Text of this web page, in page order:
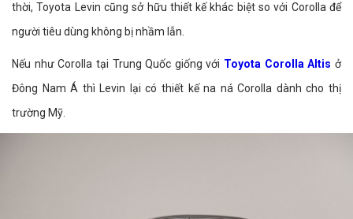
thời, Toyota Levin cũng sở hữu thiết kế khác biệt so với Corolla để
người tiêu dùng không bị nhầm lẫn.
Nếu như Corolla tại Trung Quốc giống với Toyota Corolla Altis ở
Đông Nam Á thì Levin lại có thiết kế na ná Corolla dành cho thị
trường Mỹ.